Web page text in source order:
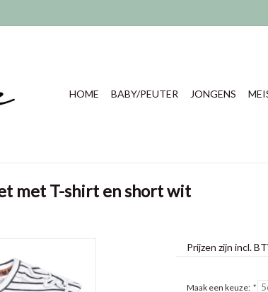
HOME BABY/PEUTER JONGENS
met T-shirt en short wit
Prijzen zijn incl.
Maak een keuze: *